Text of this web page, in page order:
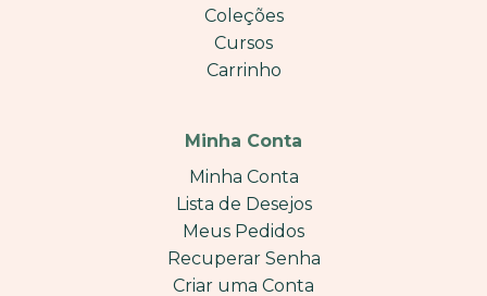
Coleções
Cursos
Carrinho
Minha Conta
Minha Conta
Lista de Desejos
Meus Pedidos
Recuperar Senha
Criar uma Conta